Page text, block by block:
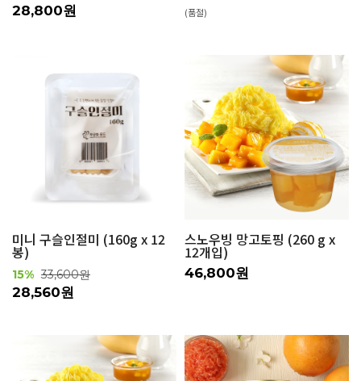
28,800원 (품절)
미니 구슬인절미 (160g x 12
봉)
15% 33,600원
28,560원
스노우빙 망고토핑 (260 g x
12개입)
46,800원